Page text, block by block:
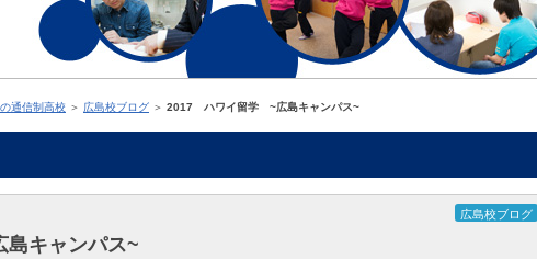
通信制高校 ＞ 広島校ブログ ＞ 2017 ハワイ留学 ~広島キャンパス~
広島校ブログ
キャンパス~